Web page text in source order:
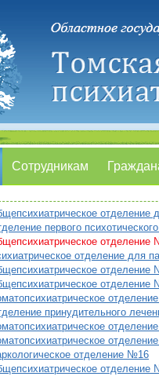
Сотрудникам
отделение
первого
отделение
отделение для
отделение
отделение
принудительного
отделение №16
отделение